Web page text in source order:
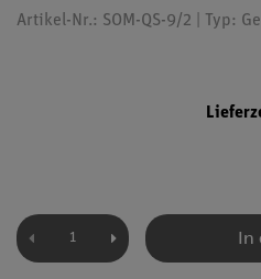
Artikel-Nr.: SOM-QS-9/2 | Typ:
In